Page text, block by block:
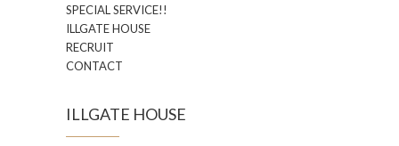
SPECIAL SERVICE!!
ILLGATE HOUSE
RECRUIT
CONTACT
ILLGATE HOUSE